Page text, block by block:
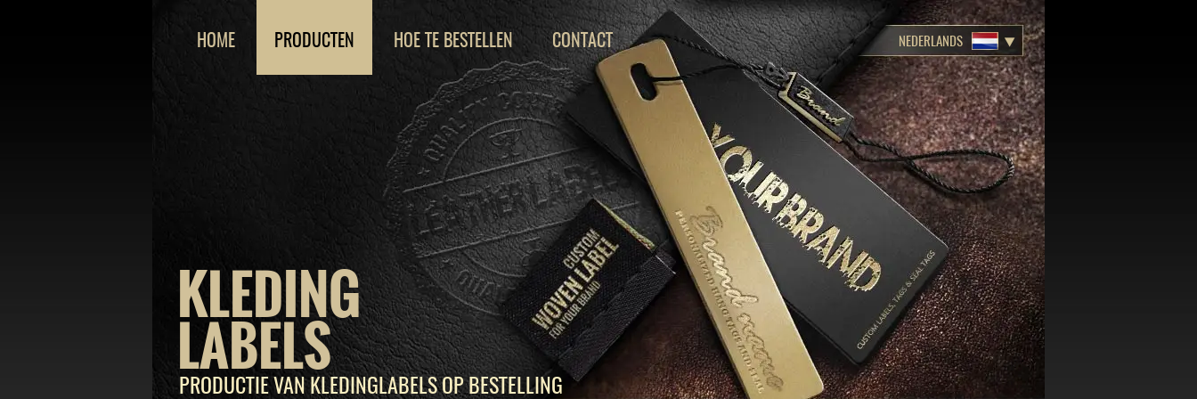
KLEDING
LABELS
PRODUCTIE VAN KLEDINGLABELS OP BESTELLING
HOME PRODUCTEN HOE TE BESTELLEN CONTACT NEDERLANDS